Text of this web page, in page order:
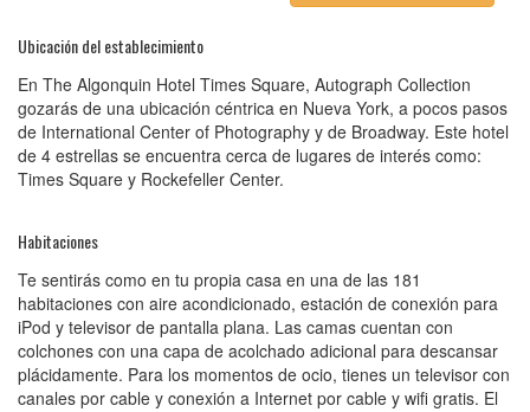
Ubicación del establecimiento
En The Algonquin Hotel Times Square, Autograph Collection
gozarás de una ubicación céntrica en Nueva York, a pocos pasos
de International Center of Photography y de Broadway. Este hotel
de 4 estrellas se encuentra cerca de lugares de interés como:
Times Square y Rockefeller Center.
Habitaciones
Te sentirás como en tu propia casa en una de las 181
habitaciones con aire acondicionado, estación de conexión para
iPod y televisor de pantalla plana. Las camas cuentan con
colchones con una capa de acolchado adicional para descansar
plácidamente. Para los momentos de ocio, tienes un televisor con
canales por cable y conexión a Internet por cable y wifi gratis. El